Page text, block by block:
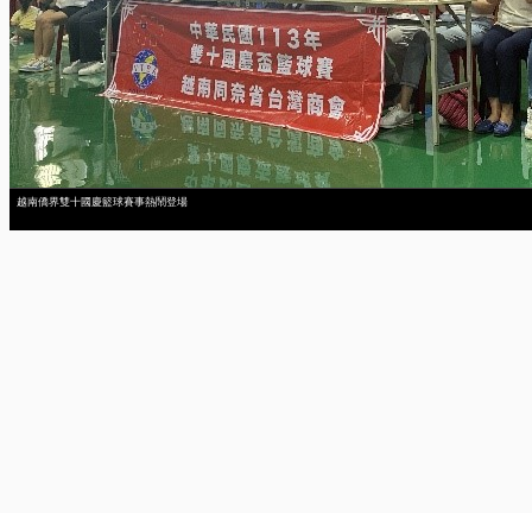
越南僑界雙十國慶籃球賽事熱鬧登場